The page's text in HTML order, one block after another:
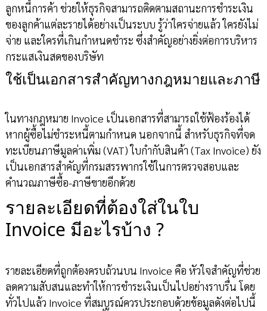
ลูกหนี้การค้า ช่วยให้ธุรกิจสามารถติดตามสถานะการชำระเงิน
ของลูกค้าแต่ละรายได้อย่างเป็นระบบ รู้ว่าใครจ่ายแล้ว ใครยังไม่
จ่าย และใครที่เกินกำหนดชำระ ซึ่งสำคัญอย่างยิ่งต่อการบริหาร
กระแสเงินสดของบริษัท
ใช้เป็นเอกสารสำคัญทางกฎหมายและภาษี
ในทางกฎหมาย Invoice เป็นเอกสารที่สามารถใช้ฟ้องร้องได้
หากผู้ซื้อไม่ชำระหนี้ตามกำหนด นอกจากนี้ สำหรับธุรกิจที่จด
ทะเบียนภาษีมูลค่าเพิ่ม (VAT) ใบกำกับสินค้า (Tax Invoice) ยัง
เป็นเอกสารสำคัญที่กรมสรรพากรใช้ในการตรวจสอบและ
คำนวณภาษีซื้อ-ภาษีขายอีกด้วย
รายละเอียดที่ต้องใส่ในใบ
Invoice มีอะไรบ้าง ?
รายละเอียดที่ถูกต้องครบถ้วนบน Invoice คือ หัวใจสำคัญที่ช่วย
ลดความสับสนและทำให้การชำระเงินเป็นไปอย่างราบรื่น โดย
ทั่วไปแล้ว Invoice ที่สมบูรณ์ควรประกอบด้วยข้อมูลดังต่อไปนี้